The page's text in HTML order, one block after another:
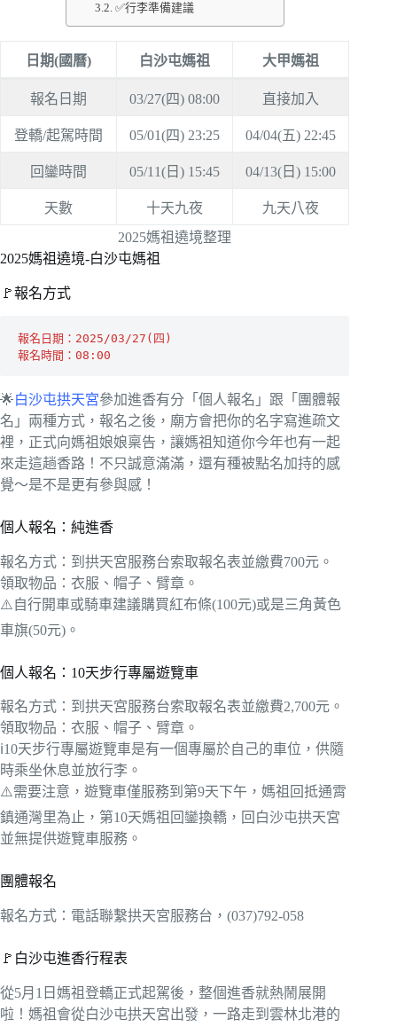
✅行李準備建議
日期(國曆) 白沙屯媽祖 大甲媽祖
報名日期 03/27(四) 08:00 直接加入
登轎/起駕時間 05/01(四) 23:25 04/04(五) 22:45
回鑾時間 05/11(日) 15:45 04/13(日) 15:00
天數 十天九夜
九天八夜
2025媽祖遶境整理
2025媽祖遶境-白沙屯媽祖
🚩報名方式
報名日期：2025/03/27(四)
報名時間：08:00
🌟白沙屯拱天宮參加進香有分「個人報名」跟「團體報
名」兩種方式，報名之後，廟方會把你的名字寫進疏文
裡，正式向媽祖娘娘稟告，讓媽祖知道你今年也有一起
來走這趟香路！不只誠意滿滿，還有種被點名加持的感
覺～是不是更有參與感！
個人報名：純進香
報名方式：到拱天宮服務台索取報名表並繳費700元。
領取物品：衣服、帽子、臂章。
⚠️自行開車或騎車建議購買紅布條(100元)或是三角黃色
車旗(50元)。
個人報名：10天步行專屬遊覽車
報名方式：到拱天宮服務台索取報名表並繳費2,700元。
領取物品：衣服、帽子、臂章。
ℹ️10天步行專屬遊覽車是有一個專屬於自己的車位，供隨
時乘坐休息並放行李。
⚠️需要注意，遊覽車僅服務到第9天下午，媽祖回抵通霄
鎮通灣里為止，第10天媽祖回鑾換轎，回白沙屯拱天宮
並無提供遊覽車服務。
團體報名
報名方式：電話聯繫拱天宮服務台，(037)792-058
🚩白沙屯進香行程表
從5月1日媽祖登轎正式起駕後，整個進香就熱鬧展開
啦！媽祖會從白沙屯拱天宮出發，一路走到雲林北港的